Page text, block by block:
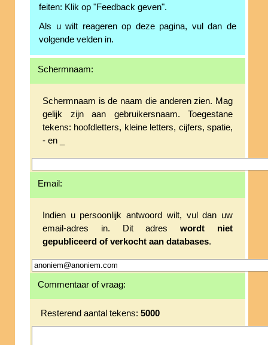
feiten: Klik op "Feedback geven".
Als u wilt reageren op deze pagina, vul dan de
volgende velden in.
Schermnaam:
Schermnaam is de naam die anderen zien. Mag
gelijk zijn aan gebruikersnaam. Toegestane
tekens: hoofdletters, kleine letters, cijfers, spatie,
- en _
Email:
Indien u persoonlijk antwoord wilt, vul dan uw
email-adres in. Dit adreswordt niet
gepubliceerd of verkocht aan databases.
Commentaar of vraag:
Resterend aantal tekens: 5000